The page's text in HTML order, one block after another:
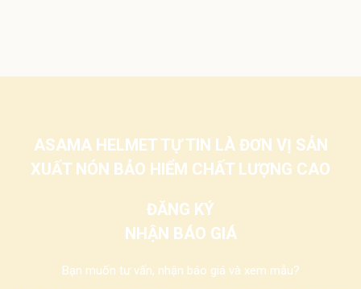
ASAMA HELMET TỰ TIN LÀ ĐƠN VỊ SẢN
XUẤT NÓN BẢO HIỂM CHẤT LƯỢNG CAO
ĐĂNG KÝ
NHẬN BÁO GIÁ
Bạn muốn tư vấn, nhận báo giá và xem mẫu?